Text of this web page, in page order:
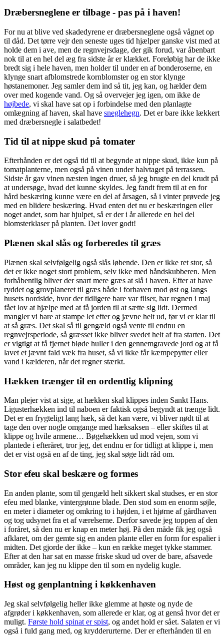
Dræbersneglene er tilbage - pas på i haven!
For nu at blive ved skadedyrene er dræbersneglene også vågnet op
til dåd. Det tørre vejr den seneste uges tid hjælper ganske vist med at
holde dem i ave, men de regnvejrsdage, der gik forud, var åbenbart
nok til at en hel del æg fra sidste år er klækket. Foreløbig har de ikke
bredt sig i hele haven, men holder til under en af bonderoserne, en
klynge snart afblomstrede kornblomster og en stor klynge
høstanemoner. Jeg samler dem ind så tit, jeg kan, og hælder dem
over med kogende vand. Og så overvejer jeg igen, om ikke de
højbede, vi skal have sat op i forbindelse med den planlagte
omlægning af haven, skal have sneglehegn. Det er bare ikke lækkert
med dræbersnegle i salatbedet!
Tid til at nippe skud på tomater
Efterhånden er det også tid til at begynde at nippe skud, ikke kun på
tomatplanterne, men også på vinen under halvtaget på terrassen.
Sidste år gav vinen næsten ingen druer, så jeg brugte en del krudt på
at undersøge, hvad det kunne skyldes. Jeg fandt frem til at en for
hård beskæring kunne være en del af årsagen, så i vinter prøvede jeg
med en blidere beskæring. Hvad enten det nu er beskæringen eller
noget andet, som har hjulpet, så er der i år allerede en hel del
blomsterklaser på planten. Det lover godt!
Plænen skal slås og forberedes til græs
Plænen skal selvfølgelig også slås løbende. Den er ikke ret stor, så
det er ikke noget stort problem, selv ikke med håndskubberen. Men
forhåbentlig bliver der snart mere græs at slå i haven. Efter at have
ryddet og grovplaneret til græs både i forhaven mod øst og langs
husets nordside, hvor der tidligere bare var fliser, har regnen i maj
fået lov at hjælpe med at få jorden til at sætte sig lidt. Dermed
mangler vi bare at stampe let efter og jævne helt ud, før vi er klar til
at så græs. Det skal så til gengæld også vente til endnu en
regnvejrsperiode, så græsset ikke bliver svedet helt af fra starten. Det
er vigtigt at få fjernet bløde huller i den gennemgravede jord og at få
lavet et jævnt fald væk fra huset, så vi ikke får kæmpepytter eller
vand i kælderen, når det regner stærkt.
Hækken trænger til en ordentlig klipning
Man plejer vist at sige, at hækken skal klippes inden Sankt Hans.
Ligusterhækken ind til naboen er faktisk også begyndt at trænge lidt.
Det er en frygteligt lang hæk, så det kan være, vi bliver nødt til at
tage den over nogle omgange med hæksaksen – eller skiftes til at
klippe og hvile armene… Bøgehækken ud mod vejen, som vi
plantede i efteråret, tror jeg, det endnu er for tidligt at klippe i, men
det er vist også en af de ting, jeg skal søge lidt råd om.
Stor efeu skal beskære og formes
En anden plante, som til gengæld helt sikkert skal studses, er en stor
efeu med blanke, vintergrønne blade. Den stod som en enorm søjle,
en meter i diameter og omkring to i højden, i et hjørne af gårdhaven
og tog udsynet fra et af værelserne. Derfor savede jeg toppen af den
i foråret, så den nu er knap en meter høj. På den måde fik jeg også
afklaret, om der gemte sig en anden plante eller en form for espalier i
midten. Det gjorde der ikke – kun en række meget tykke stammer.
Efter at den har sat en masse friske skud ud over de bare, afsavede
områder, kan jeg nu klippe den til som en nydelig kugle.
Høst og genplantning i køkkenhaven
Jeg skal selvfølgelig heller ikke glemme at høste og nyde de
afgrøder i køkkenhaven, som allerede er klar, og at genså hvor det er
muligt. Første hold spinat er spist, og andet hold er sået. Salaten er vi
også i fuld gang med, og krydderurterne. Der er efterhånden til en